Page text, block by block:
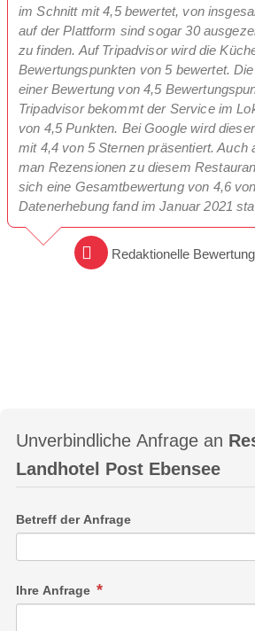
im Schnitt mit 4,5 bewertet, von
auf der Plattform sind sogar 30
zu finden. Auf Tripadvisor wird die
Bewertungspunkten von 5 bewertet.
einer Bewertung von 4,5
Tripadvisor bekommt der Service im
von 4,5 Punkten. Bei Google wird
mit 4,4 von 5 Sternen präsentiert. Auch
man Rezensionen zu diesem
sich eine Gesamtbewertung von 4,6
Datenerhebung fand im Januar 2021
Redaktionelle Bewertung
Unverbindliche Anfrage an
Landhotel Post Ebensee
Betreff der Anfrage
Ihre Anfrage